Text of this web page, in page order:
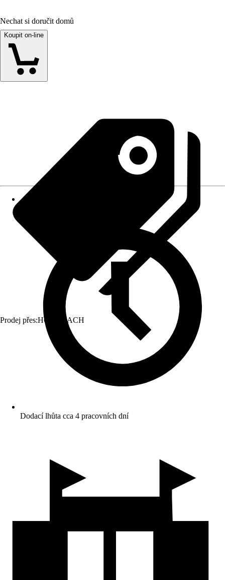
Nechat si doručit domů
Koupit on-line
Prodej přes:HORNBACH
Dodací lhůta cca 4 pracovních dní